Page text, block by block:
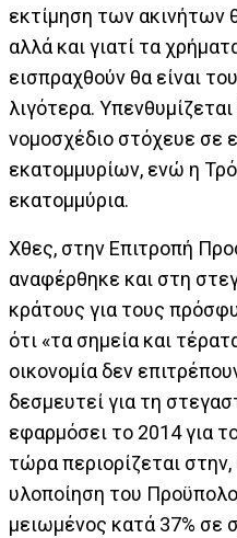
εκτίμηση των ακινήτων
αλλά και γιατί τα
εισπραχθούν θα είναι
λιγότερα.
νομοσχέδιο στόχευε σε
εκατομμυρίων, ενώ η
εκατομμύρια.
Χθες, στην Επιτροπή
αναφέρθηκε και στη
κράτους για τους
ότι «τα σημεία και
οικονομία δεν
δεσμευτεί για τη
εφαρμόσει το 2014 για
τώρα περιορίζεται
υλοποίηση του
μειωμένος κατά 37% σε